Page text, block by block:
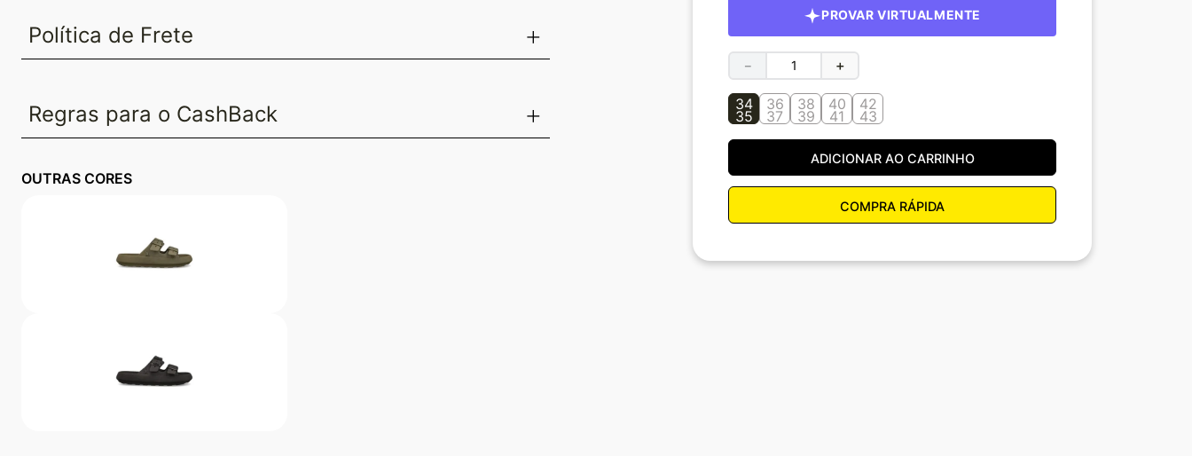
Política de Frete
Regras para o CashBack
OUTRAS CORES
PROVAR VIRTUALMENTE
＋
－
34
35
36
37
38
39
40
41
42
43
ADICIONAR AO CARRINHO
COMPRA RÁPIDA